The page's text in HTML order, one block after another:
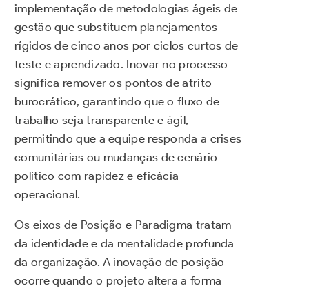
implementação de metodologias ágeis de
gestão que substituem planejamentos
rígidos de cinco anos por ciclos curtos de
teste e aprendizado. Inovar no processo
significa remover os pontos de atrito
burocrático, garantindo que o fluxo de
trabalho seja transparente e ágil,
permitindo que a equipe responda a crises
comunitárias ou mudanças de cenário
político com rapidez e eficácia
operacional.
Os eixos de Posição e Paradigma tratam
da identidade e da mentalidade profunda
da organização. A inovação de posição
ocorre quando o projeto altera a forma